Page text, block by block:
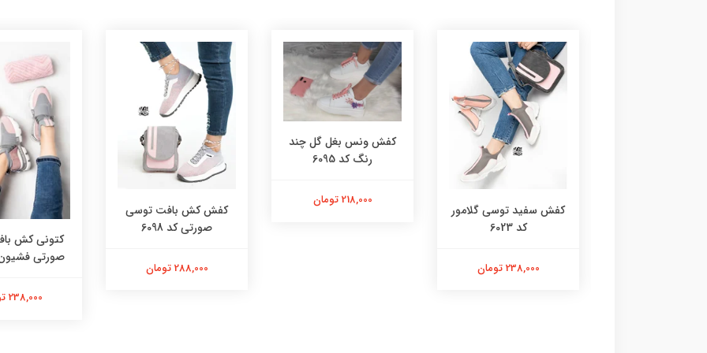
کفش سفید توسی گلامور
کد 6023
238,000 تومان
کفش ونس بغل گل چند
رنگ کد 6095
218,000 تومان
کفش کش بافت توسی
صورتی کد 6098
288,000 تومان
کتونی کش
صورتی فشیون کد
238,000 تومان